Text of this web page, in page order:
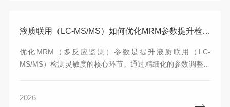
液质联用（LC-MS/MS）如何优化MRM参数提升检测灵敏度
优化MRM（多反应监测）参数是提升液质联用（LC-
MS/MS）检测灵敏度的核心环节。通过精细化的参数调整，
2026